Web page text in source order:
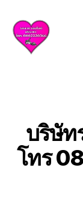
ชลบุรี
บริการ
ครบ
บริษัท
โทร